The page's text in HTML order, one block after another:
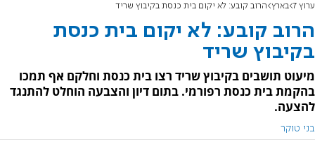
ערוץ 7 בארץ הרוב קובע: לא יקום בית כנסת בקיבוץ שריד
הרוב קובע: לא יקום בית כנסת
בקיבוץ שריד
מיעוט תושבים בקיבוץ שריד רצו בית כנסת וחלקם אף תמכו
בהקמת בית כנסת רפורמי. בתום דיון והצבעה הוחלט להתנגד
להצעה.
בני טוקר